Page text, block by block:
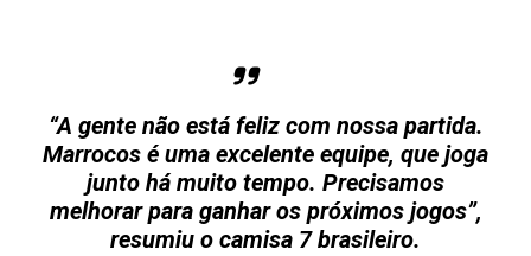
“A gente não está feliz com nossa partida.
Marrocos é uma excelente equipe, que joga
junto há muito tempo. Precisamos
melhorar para ganhar os próximos jogos”,
resumiu o camisa 7 brasileiro.